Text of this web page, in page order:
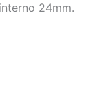
24mm.